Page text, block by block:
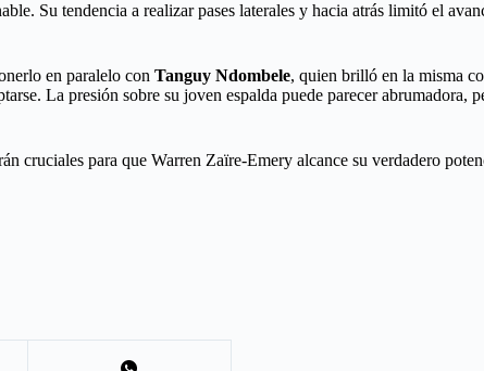
Su tendencia a realizar pases laterales y hacia atrás limitó el
en paralelo con Tanguy Ndombele, quien brilló en la misma
La presión sobre su joven espalda puede parecer abrumadora,
cruciales para que Warren Zaïre-Emery alcance su verdadero